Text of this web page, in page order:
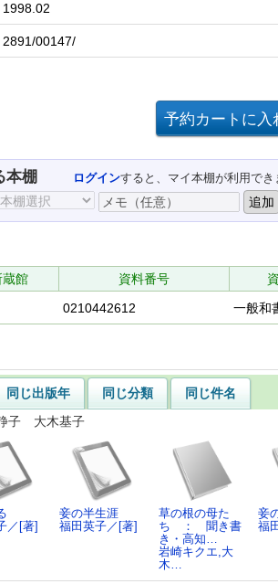
1998.02
2891/00147/
本棚 ログインすると、マイ本棚が利用でき
蔵館 資料番号
0210442612 一般和
同じ出版年 同じ分類
同じ件名
子 大木基子
／[著]
妾の半生涯
福田英子／[著]
草の根の母た
ち ： 聞き書
き・高知…
岩崎キクエ,大
木…
妾
福